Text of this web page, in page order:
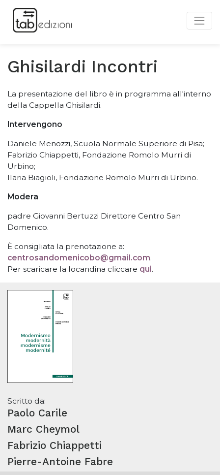
Ghisilardi Incontri
La presentazione del libro è in programma all'interno
della Cappella Ghisilardi.
Intervengono
Daniele Menozzi, Scuola Normale Superiore di Pisa;
Fabrizio Chiappetti, Fondazione Romolo Murri di
Urbino;
Ilaria Biagioli, Fondazione Romolo Murri di Urbino.
Modera
padre Giovanni Bertuzzi Direttore Centro San
Domenico.
È consigliata la prenotazione a:
centrosandomenicobo@gmail.com.
Per scaricare la locandina cliccare qui.
Scritto da:
Paolo Carile
Marc Cheymol
Fabrizio Chiappetti
Pierre-Antoine Fabre